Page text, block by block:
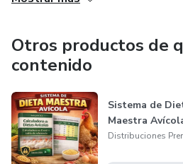
Otros productos de
contenido
Sistema de
Maestra
Distribuciones